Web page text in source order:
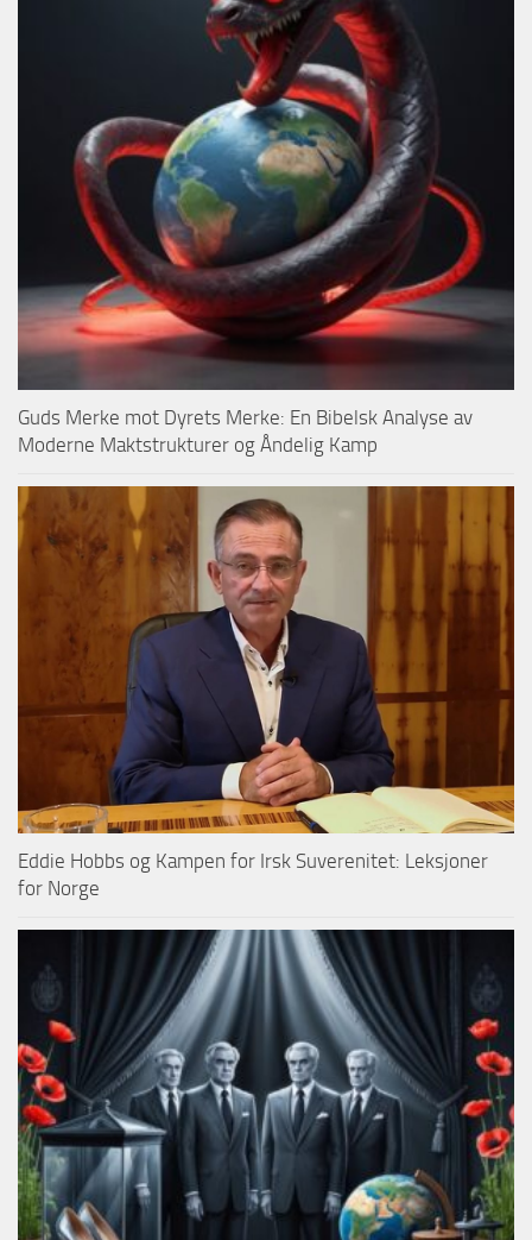
Guds Merke mot Dyrets Merke: En Bibelsk Analyse av
Moderne Maktstrukturer og Åndelig Kamp
Eddie Hobbs og Kampen for Irsk Suverenitet: Leksjoner
for Norge